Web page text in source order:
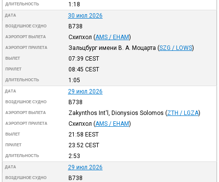
ДЛИТЕЛЬНОСТЬ 1:18
ДАТА 30 июл 2026
ВОЗДУШНОЕ СУДНО B738
АЭРОПОРТ ВЫЛЕТА Схипхол (AMS / EHAM)
АЭРОПОРТ ПРИЛЕТА Зальцбург имени В. А. Моцарта (SZG / LOWS)
ВЫЛЕТ 07:39 CEST
ПРИЛЕТ 08:45 CEST
ДЛИТЕЛЬНОСТЬ 1:05
ДАТА 29 июл 2026
ВОЗДУШНОЕ СУДНО B738
АЭРОПОРТ ВЫЛЕТА Zakynthos Int'l, Dionysios Solomos (ZTH / LGZA)
АЭРОПОРТ ПРИЛЕТА Схипхол (AMS / EHAM)
ВЫЛЕТ 21:58 EEST
ПРИЛЕТ 23:52 CEST
ДЛИТЕЛЬНОСТЬ 2:53
ДАТА 29 июл 2026
ВОЗДУШНОЕ СУДНО B738